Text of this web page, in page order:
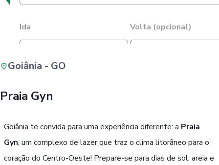
Ida Volta (opcional)
Goiânia - GO
Praia Gyn
Goiânia te convida para uma experiência diferente: a Praia
Gyn, um complexo de lazer que traz o clima litorâneo para o
coração do Centro-Oeste! Prepare-se para dias de sol, areia e